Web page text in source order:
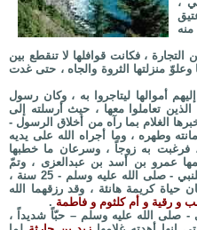
، فكانت قوافلها لا تنقطع بين
منزلتها الثروة والجاه ، حتى غدت
أموالها ليتاجروا به ، وكان رسول
تعاملوا معها ، حيث أرسلته إلى
الغلام بما رآه من أخلاق الرسول -
وطهره ، وما أجراه الله على يديه
فرغبت به زوجاً ، وسرعان ما خطبها
عمرو بن أسد بن عبدالعزى ، وتمّ
الزواج قبل البعثة بخمس عشرة سنة وللنبي - صلى الله عليه وسلم - 25 سنة ،
الزوجان حياة كريمة هانئة ، وقد رزقهما الله
و رقية و أم كلثوم و فاطمة .
- صلى الله عليه وسلم – حبّاً شديداً ،